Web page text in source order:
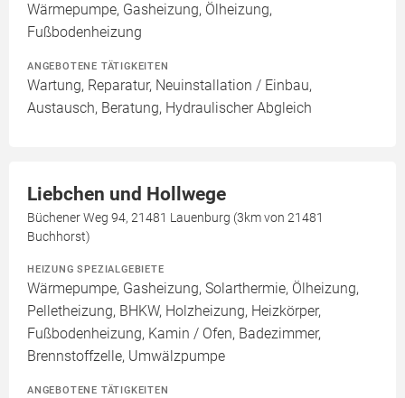
Wärmepumpe, Gasheizung, Ölheizung,
Fußbodenheizung
ANGEBOTENE TÄTIGKEITEN
Wartung, Reparatur, Neuinstallation / Einbau,
Austausch, Beratung, Hydraulischer Abgleich
Liebchen und Hollwege
Büchener Weg 94, 21481 Lauenburg (3km von 21481
Buchhorst)
HEIZUNG SPEZIALGEBIETE
Wärmepumpe, Gasheizung, Solarthermie, Ölheizung,
Pelletheizung, BHKW, Holzheizung, Heizkörper,
Fußbodenheizung, Kamin / Ofen, Badezimmer,
Brennstoffzelle, Umwälzpumpe
ANGEBOTENE TÄTIGKEITEN